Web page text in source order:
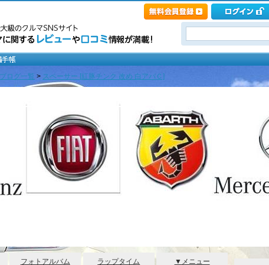
ブログ一覧 > スペーサー [紅豚チンク 改め 白アバＣ]
フォトアルバム ラップタイム ▼メニュー